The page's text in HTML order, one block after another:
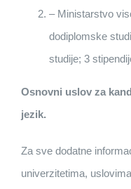
– Ministarstvo
dodiplomske
studije; 3
Osnovni uslov za
jezik.
Za sve dodatne
univerzitetima,